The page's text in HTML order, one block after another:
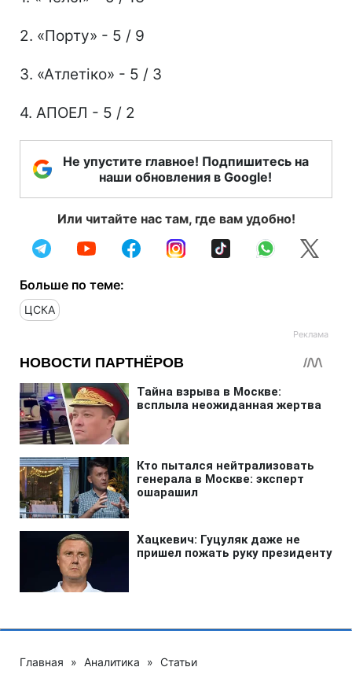
2. «Порту» - 5 / 9
3. «Атлетіко» - 5 / 3
4. АПОЕЛ - 5 / 2
Не упустите главное! Подпишитесь на
наши обновления в Google!
Или читайте нас там, где вам удобно!
Больше по теме:
ЦСКА
Главная » Аналитика » Статьи